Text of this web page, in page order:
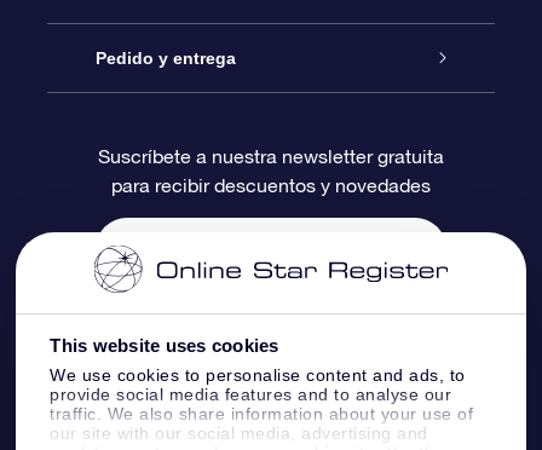
This website uses cookies
We use cookies to personalise content and ads, to
provide social media features and to analyse our
traffic. We also share information about your use of
our site with our social media, advertising and
Blog
Reseñas
Paquete de Regalo OSR
Tarjeta de Regalo OSR
Regalos empresariales
Registro estelar
Página de Estrella Personalizada
Un Millón de Estrellas
Aplicación de RV Llévame a las estrellas
Pedido y entrega
Información de Pago
Información de Envío
Constelaciones
Suscríbete a nuestra newsletter gratuita
para recibir descuentos y novedades